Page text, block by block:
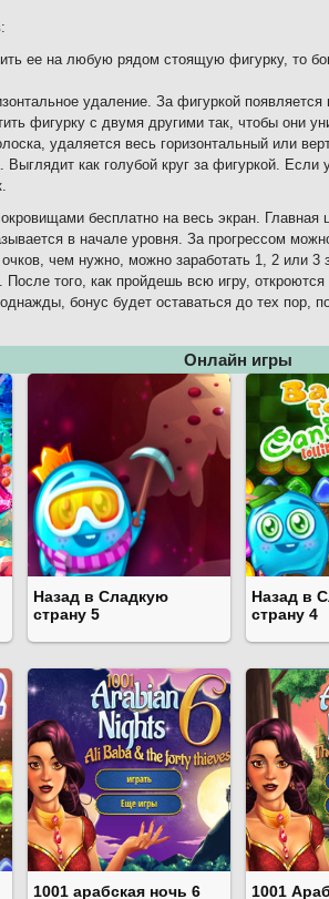
ее на любую рядом стоящую фигурку, то
удаление. За фигуркой появляется
фигурку с двумя другими так, чтобы они
удаляется весь горизонтальный или
Выглядит как голубой круг за фигуркой. Если
бесплатно на весь экран. Главная
в начале уровня. За прогрессом
чем нужно, можно заработать 1, 2 или 3
После того, как пройдешь всю игру,
бонус будет оставаться до тех пор,
Онлайн игры
Назад в Сладкую
страну 5
Назад в
страну 4
1001 арабская ночь 6 1001